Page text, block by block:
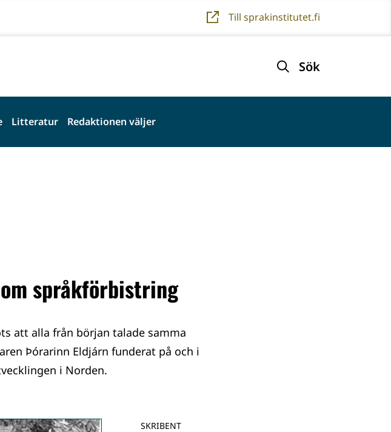
Till sprakinstitutet.fi
Sök
Litteratur Redaktionen väljer
språkförbistring
att alla från början talade samma
Þórarinn Eldjárn funderat på och i
i Norden.
SKRIBENT